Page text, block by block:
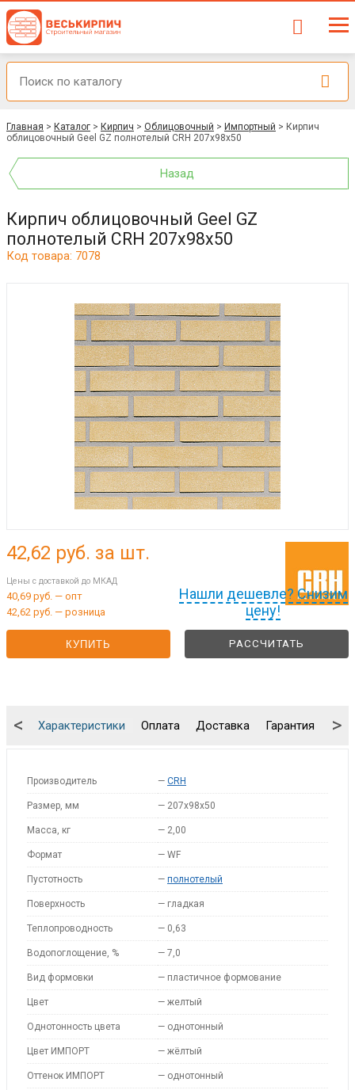
Главная > Каталог > Кирпич > Облицовочный > Импортный > Кирпич
облицовочный Geel GZ полнотелый CRH 207x98x50
Назад
Кирпич облицовочный Geel GZ
полнотелый CRH 207x98x50
Код товара: 7078
Нашли дешевле? Снизим
цену!
42,62 руб. за шт.
Цены с доставкой до МКАД
40,69 руб. — опт
42,62 руб. — розница
КУПИТЬ РАССЧИТАТЬ
Характеристики Оплата Доставка Гарантия
< >
Производитель — CRH
Размер, мм — 207x98x50
Масса, кг — 2,00
Формат — WF
Пустотность — полнотелый
Поверхность — гладкая
Теплопроводность — 0,63
Водопоглощение, % — 7,0
Вид формовки — пластичное формование
Цвет — желтый
Однотонность цвета — однотонный
Цвет ИМПОРТ — жёлтый
Оттенок ИМПОРТ — однотонный